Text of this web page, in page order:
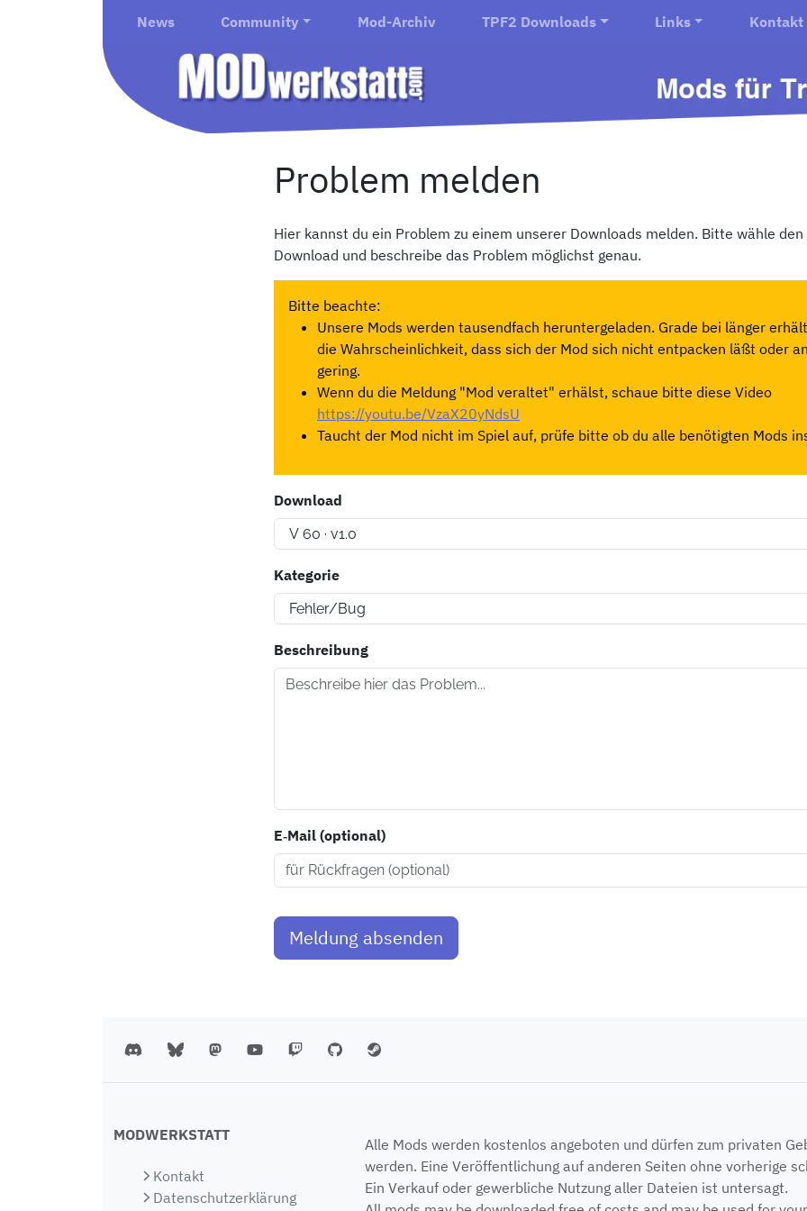
News Community Mod-Archiv TPF2 Downloads Links Kontakt
Problem melden
Hier kannst du ein Problem zu einem unserer Downloads melden. Bitte wähle
Download und beschreibe das Problem möglichst genau.
Bitte beachte:
Unsere Mods werden tausendfach heruntergeladen. Grade bei länger
die Wahrscheinlichkeit, dass sich der Mod sich nicht entpacken läßt oder
gering.
Wenn du die Meldung "Mod veraltet" erhälst, schaue bitte diese Video
https://youtu.be/VzaX20yNdsU
Taucht der Mod nicht im Spiel auf, prüfe bitte ob du alle benötigten Mods
Download
Kategorie
Beschreibung
E‑Mail (optional)
Meldung absenden
MODWERKSTATT
Kontakt
Datenschutzerklärung
Alle Mods werden kostenlos angeboten und dürfen zum privaten
werden. Eine Veröffentlichung auf anderen Seiten ohne vorherige
Ein Verkauf oder gewerbliche Nutzung aller Dateien ist untersagt.